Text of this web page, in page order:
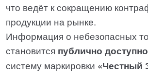
что ведёт к сокращению
продукции на рынке.
Информация о небезопасных
становится публично
систему маркировки «Честный